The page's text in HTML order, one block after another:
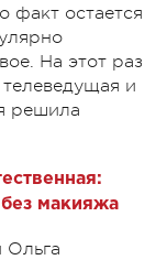
факт остается
На этот раз
телеведущая и
решила
макияжа
Ольга